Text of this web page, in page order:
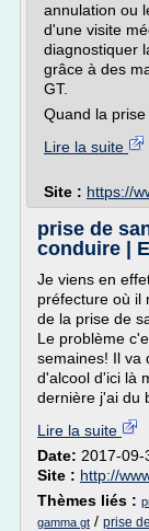
annulation ou
d'une visite
diagnostiquer
grâce à des
GT.
Quand la prise
Lire la suite
Site : https://
prise de
conduire |
Je viens en
préfecture où il
de la prise de
Le problème
semaines! Il va
d'alcool d'ici là
dernière j'ai du
Lire la suite
Date: 2017-09-
Site : http://
Thèmes liés :
gamma gt / prise